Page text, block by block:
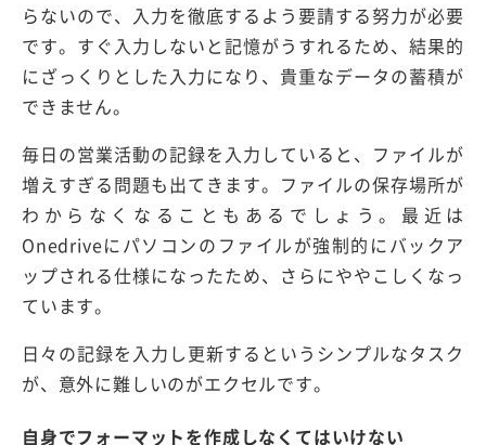
らないので、入力を徹底するよう要請する努力が必要
です。すぐ入力しないと記憶がうすれるため、結果的
にざっくりとした入力になり、貴重なデータの蓄積が
できません。
毎日の営業活動の記録を入力していると、ファイルが
増えすぎる問題も出てきます。ファイルの保存場所が
わからなくなることもあるでしょう。最近は
Onedriveにパソコンのファイルが強制的にバックア
ップされる仕様になったため、さらにややこしくなっ
ています。
日々の記録を入力し更新するというシンプルなタスク
が、意外に難しいのがエクセルです。
自身でフォーマットを作成しなくてはいけない